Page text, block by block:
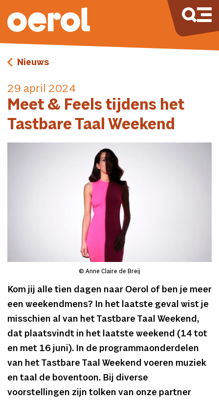
Nieuws
29 april 2024
Meet & Feels tijdens het
Tastbare Taal Weekend
© Anne Claire de Breij
Kom jij alle tien dagen naar Oerol of ben je meer
een weekendmens? In het laatste geval wist je
misschien al van het Tastbare Taal Weekend,
dat plaatsvindt in het laatste weekend (14 tot
en met 16 juni). In de programmaonderdelen
van het Tastbare Taal Weekend voeren muziek
en taal de boventoon. Bij diverse
voorstellingen zijn tolken van onze partner